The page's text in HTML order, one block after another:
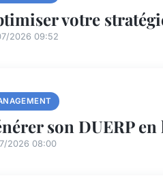
votre
2026 09:52
son DUERP
2026 08:00